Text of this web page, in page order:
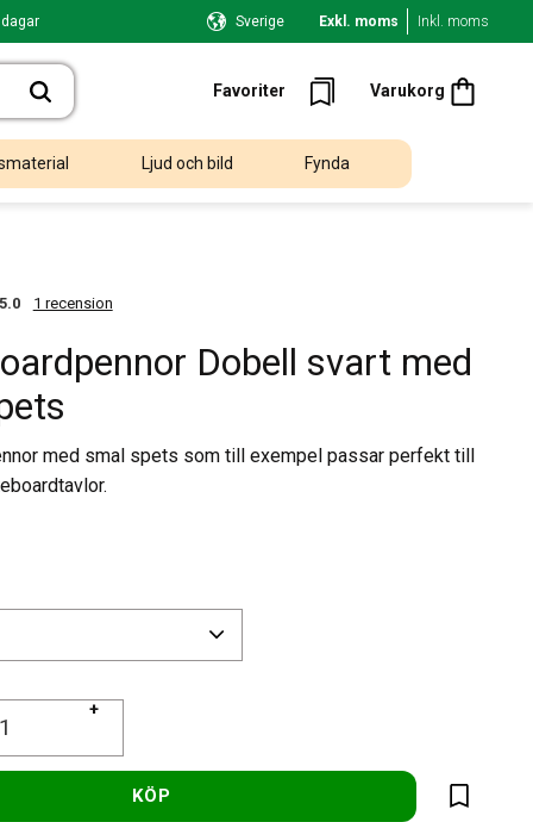
Sverige Exkl. moms Inkl. moms
Favoriter Varukorg
Favoriter
Ljud och bild Fynda
5.0 1 recension
Dobell svart med
med smal spets som till exempel passar perfekt till
+
KÖP
Lägg till